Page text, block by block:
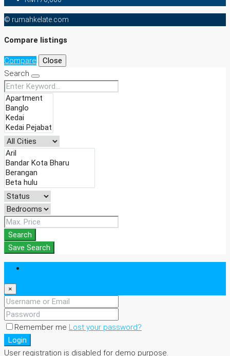
© rumahkelate.com
Compare listings
Compare
Close
Search
Search
Save Search
×
Remember me Lost your password?
Login
User registration is disabled for demo purpose.